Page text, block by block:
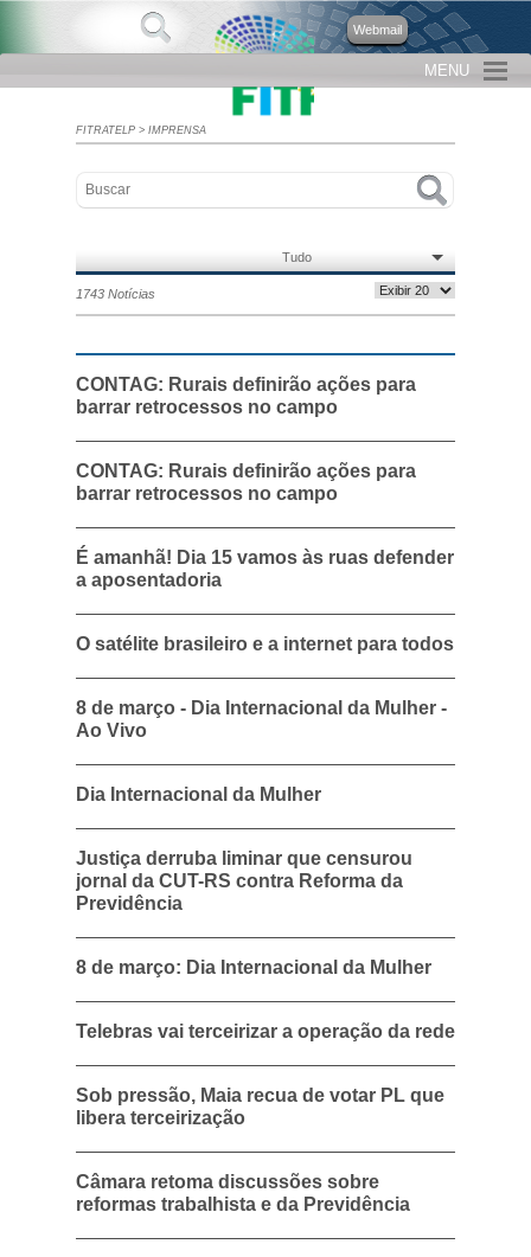
Webmail
MENU
FITRATELP > IMPRENSA
Tudo
1743 Notícias
CONTAG: Rurais definirão ações para
barrar retrocessos no campo
CONTAG: Rurais definirão ações para
barrar retrocessos no campo
É amanhã! Dia 15 vamos às ruas defender
a aposentadoria
O satélite brasileiro e a internet para todos
8 de março - Dia Internacional da Mulher -
Ao Vivo
Dia Internacional da Mulher
Justiça derruba liminar que censurou
jornal da CUT-RS contra Reforma da
Previdência
8 de março: Dia Internacional da Mulher
Telebras vai terceirizar a operação da rede
Sob pressão, Maia recua de votar PL que
libera terceirização
Câmara retoma discussões sobre
reformas trabalhista e da Previdência